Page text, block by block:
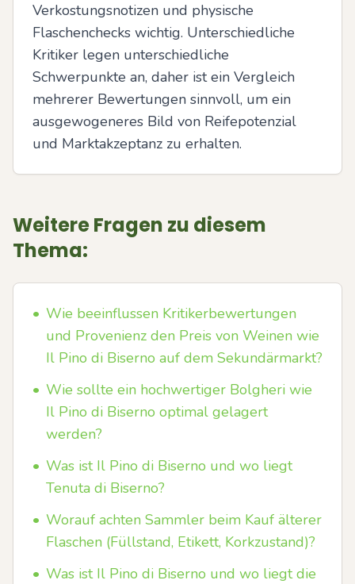
Verkostungsnotizen und physische
Flaschenchecks wichtig. Unterschiedliche
Kritiker legen unterschiedliche
Schwerpunkte an, daher ist ein Vergleich
mehrerer Bewertungen sinnvoll, um ein
ausgewogeneres Bild von Reifepotenzial
und Marktakzeptanz zu erhalten.
Weitere Fragen zu diesem
Thema:
• Wie beeinflussen Kritikerbewertungen
und Provenienz den Preis von Weinen wie
Il Pino di Biserno auf dem Sekundärmarkt?
• Wie sollte ein hochwertiger Bolgheri wie
Il Pino di Biserno optimal gelagert
werden?
• Was ist Il Pino di Biserno und wo liegt
Tenuta di Biserno?
• Worauf achten Sammler beim Kauf älterer
Flaschen (Füllstand, Etikett, Korkzustand)?
• Was ist Il Pino di Biserno und wo liegt die